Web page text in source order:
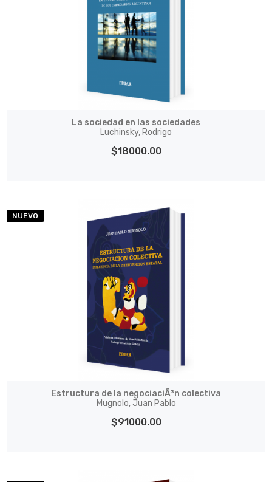
La sociedad en las sociedades
Luchinsky, Rodrigo
$18000.00
NUEVO
Estructura de la negociaciÃ³n colectiva
Mugnolo, Juan Pablo
$91000.00